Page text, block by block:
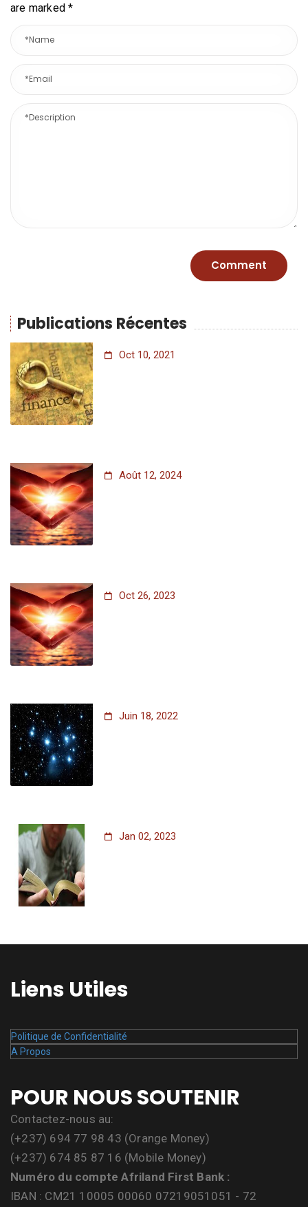
are marked*
Publications Récentes
Oct 10, 2021
Août 12, 2024
Oct 26, 2023
Juin 18, 2022
Jan 02, 2023
Liens Utiles
Politique de Confidentialité
A Propos
POUR NOUS SOUTENIR
Contactez-nous au:
(+237) 694 77 98 43 (Orange Money)
(+237) 674 85 87 16 (Mobile Money)
Numéro du compte Afriland First Bank :
IBAN : CM21 10005 00060 07219051051 - 72